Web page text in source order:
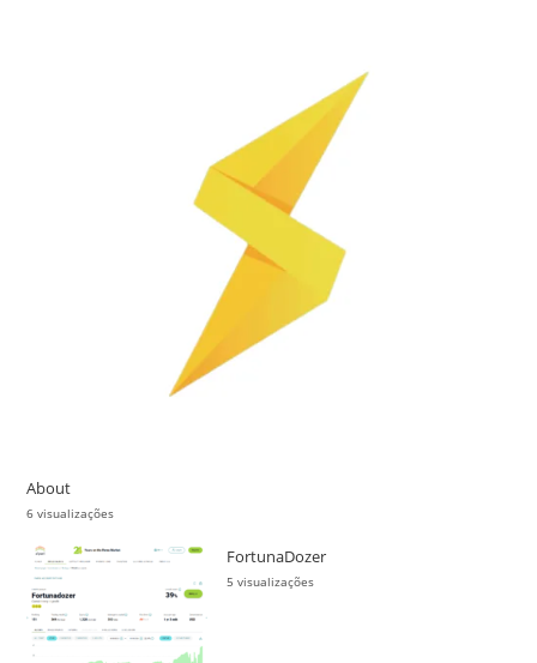
About
6 visualizações
FortunaDozer
5 visualizações